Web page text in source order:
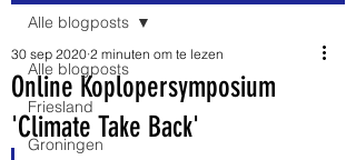
Alle blogposts
Friesland
Groningen
Alle blogposts
Online Koplopersymposium
'Climate Take Back'
30 sep 2020 2 minuten om te lezen